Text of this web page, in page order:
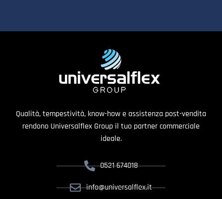
Qualità, tempestività, know-how e assistenza post-vendita
rendono Universalflex Group il tuo partner commerciale
ideale.
0521 674018
info@universalflex.it